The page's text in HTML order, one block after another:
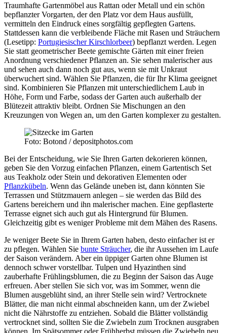
Traumhafte Gartenmöbel aus Rattan oder Metall und ein schön
bepflanzter Vorgarten, der den Platz vor dem Haus ausfüllt,
vermitteln den Eindruck eines sorgfältig gepflegten Gartens.
Stattdessen kann die verbleibende Fläche mit Rasen und Sträuchern
(Lesetipp: Portugiesischer Kirschlorbeer) bepflanzt werden. Legen
Sie statt geometrischer Beete gemischte Gärten mit einer freien
Anordnung verschiedener Pflanzen an. Sie sehen malerischer aus
und sehen auch dann noch gut aus, wenn sie mit Unkraut
überwuchert sind. Wählen Sie Pflanzen, die für Ihr Klima geeignet
sind. Kombinieren Sie Pflanzen mit unterschiedlichem Laub in
Höhe, Form und Farbe, sodass der Garten auch außerhalb der
Blütezeit attraktiv bleibt. Ordnen Sie Mischungen an den
Kreuzungen von Wegen an, um den Garten komplexer zu gestalten.
Foto: Botond / depositphotos.com
Bei der Entscheidung, wie Sie Ihren Garten dekorieren können,
geben Sie den Vorzug einfachen Pflanzen, einem Gartentisch Set
aus Teakholz oder Stein und dekorativen Elementen oder
Pflanzkübeln. Wenn das Gelände uneben ist, dann könnten Sie
Terrassen und Stützmauern anlegen – sie werden das Bild des
Gartens bereichern und ihn malerischer machen. Eine gepflasterte
Terrasse eignet sich auch gut als Hintergrund für Blumen.
Gleichzeitig gibt es weniger Probleme mit dem Mähen des Rasens.
Je weniger Beete Sie in Ihrem Garten haben, desto einfacher ist er
zu pflegen. Wählen Sie bunte Sträucher, die ihr Aussehen im Laufe
der Saison verändern. Aber ein üppiger Garten ohne Blumen ist
dennoch schwer vorstellbar. Tulpen und Hyazinthen sind
zauberhafte Frühlingsblumen, die zu Beginn der Saison das Auge
erfreuen. Aber stellen Sie sich vor, was im Sommer, wenn die
Blumen ausgeblüht sind, an ihrer Stelle sein wird? Vertrocknete
Blätter, die man nicht einmal abschneiden kann, um der Zwiebel
nicht die Nährstoffe zu entziehen. Sobald die Blätter vollständig
vertrocknet sind, sollten Sie die Zwiebeln zum Trocknen ausgraben
können. Im Spätsommer oder Frühherbst müssen die Zwiebeln neu